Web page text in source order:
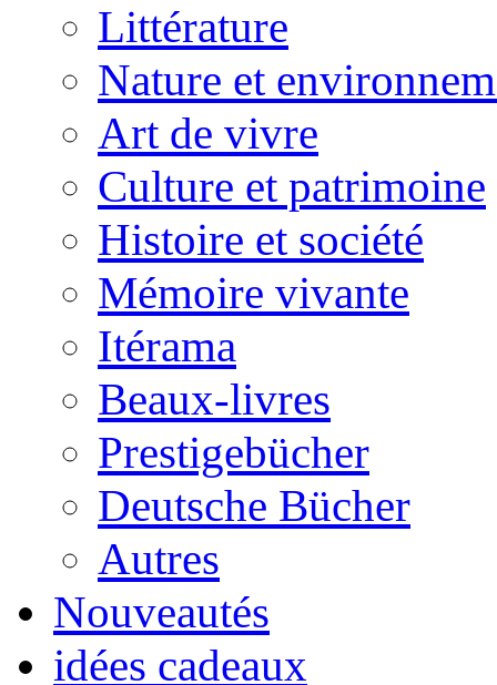
Littérature
Nature et
Art de vivre
Culture et patrimoine
Histoire et société
Mémoire vivante
Itérama
Beaux-livres
Prestigebücher
Deutsche Bücher
Autres
Nouveautés
idées cadeaux